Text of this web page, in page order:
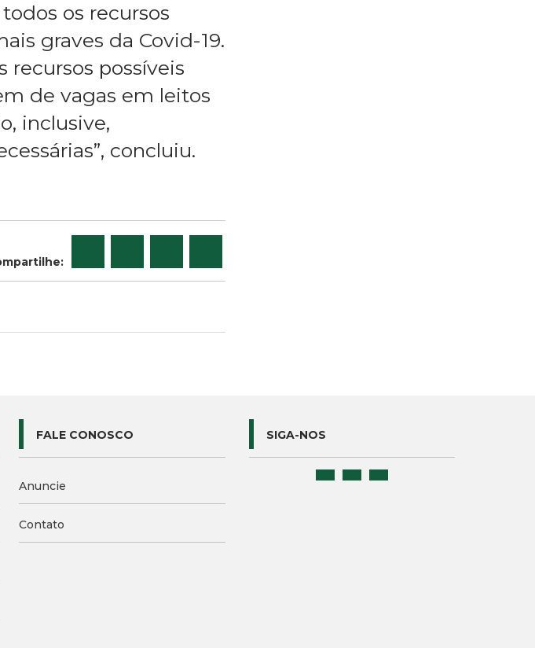
os recursos
graves da Covid-19.
recursos possíveis
de vagas em leitos
inclusive,
concluiu.
FALE CONOSCO
Anuncie
Contato
SIGA-NOS